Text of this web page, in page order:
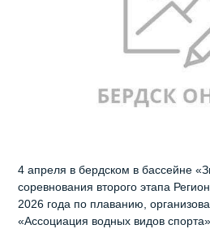
4 апреля в бердском в бассейне
соревнования второго этапа
2026 года по плаванию,
«Ассоциация водных видов